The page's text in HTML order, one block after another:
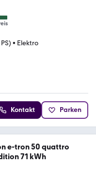
• Elektro
Kontakt Parken
e-tron 50 quattro
71 kWh